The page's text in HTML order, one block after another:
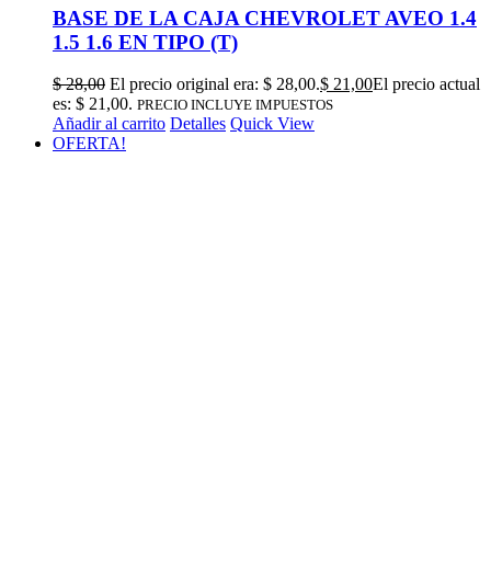
BASE DE LA CAJA CHEVROLET AVEO 1.4
1.5 1.6 EN TIPO (T)
$28,00 El precio original era: $ 28,00.$ 21,00El precio actual
es: $ 21,00. PRECIO INCLUYE IMPUESTOS
Añadir al carrito Detalles Quick View
OFERTA!